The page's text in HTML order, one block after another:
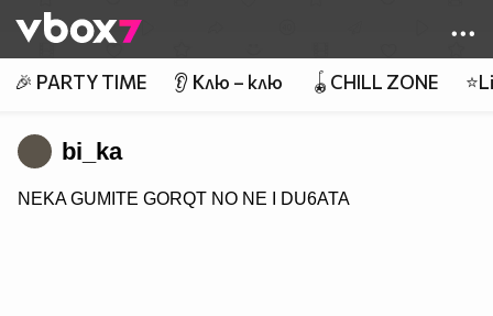
👾
🎉 PARTY TIME 👂 Клю – клю 🪀CHILL ZONE
bi_ka
NEKA GUMITE GORQT NO NE I DU6ATA